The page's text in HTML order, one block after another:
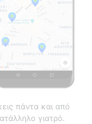
πάντα και από
γιατρό.